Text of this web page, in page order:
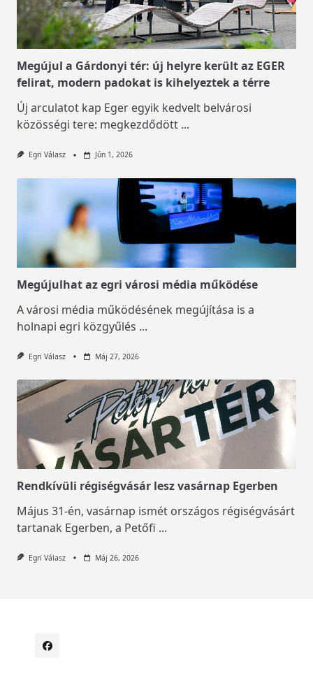
Megújul a Gárdonyi tér: új helyre került az EGER
felirat, modern padokat is kihelyeztek a térre
Új arculatot kap Eger egyik kedvelt belvárosi
közösségi tere: megkezdődött ...
Egri Válasz Jún 1, 2026
Megújulhat az egri városi média működése
A városi média működésének megújítása is a
holnapi egri közgyűlés ...
Egri Válasz Máj 27, 2026
Rendkívüli régiségvásár lesz vasárnap Egerben
Május 31-én, vasárnap ismét országos régiségvásárt
tartanak Egerben, a Petőfi ...
Egri Válasz Máj 26, 2026